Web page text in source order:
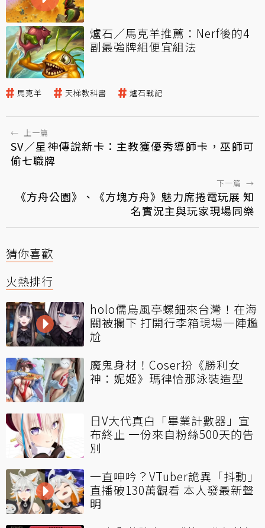
爐石／馬克羊推薦：Nerf後的4
副最強牌組便宜組法
馬克羊 天梯教科書 爐石戰記
← 上一篇
SV／星神傳說新卡：主教獲優秀導師卡，巫師可
偷七職牌
下一篇 →
《方舟公園》、《方塊方舟》魅力席捲電玩展 知
名實況主與玩家現場同樂
猜你喜歡
火熱排行
holo儒烏風亭螺鈿來台灣！在海
關被攔下 打開行李箱現場一陣尷
尬
魔鬼身材！Coser扮《勝利女
神：妮姬》瑪律恰那泳裝造型
日V大代真白「畢業計數器」宣
布終止 一份來自粉絲500天的告
別
一直呻吟？VTuber詭異「抖動」
直播破130萬觀看 本人發最新聲
明